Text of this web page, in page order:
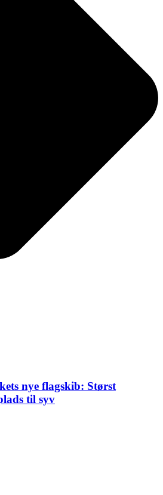
nye flagskib: Størst
til syv